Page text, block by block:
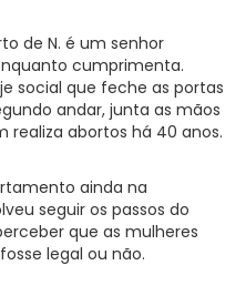
de N. é um senhor
cumprimenta.
social que feche as portas
andar, junta as mãos
abortos há 40 anos.
ainda na
seguir os passos do
que as mulheres
legal ou não.